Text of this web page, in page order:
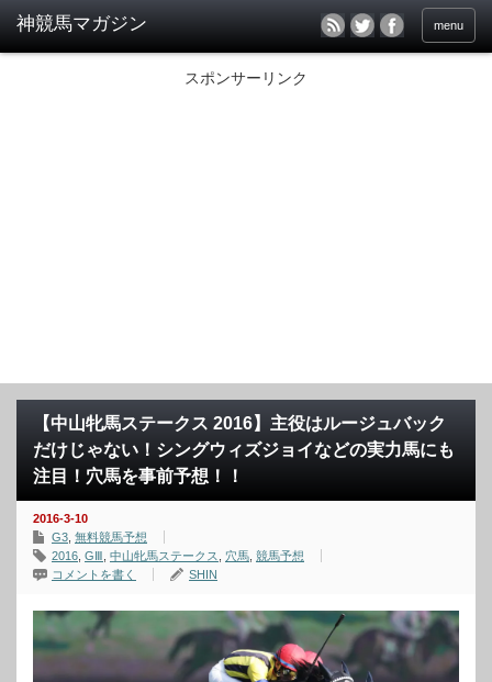
menu
スポンサーリンク
【中山牝馬ステークス 2016】主役はルージュバック
だけじゃない！シングウィズジョイなどの実力馬にも
注目！穴馬を事前予想！！
2016-3-10
G3 無料競馬予想
2016 GⅢ 中山牝馬ステークス 穴馬 競馬予想
コメントを書く
SHIN